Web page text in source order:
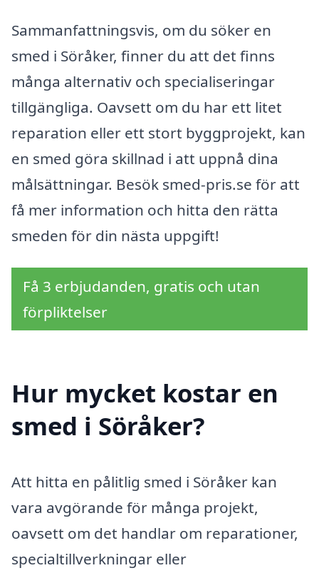
Sammanfattningsvis, om du söker en
smed i Söråker, finner du att det finns
många alternativ och specialiseringar
tillgängliga. Oavsett om du har ett litet
reparation eller ett stort byggprojekt, kan
en smed göra skillnad i att uppnå dina
målsättningar. Besök smed-pris.se för att
få mer information och hitta den rätta
smeden för din nästa uppgift!
Få 3 erbjudanden, gratis och utan
förpliktelser
Hur mycket kostar en
smed i Söråker?
Att hitta en pålitlig smed i Söråker kan
vara avgörande för många projekt,
oavsett om det handlar om reparationer,
specialtillverkningar eller